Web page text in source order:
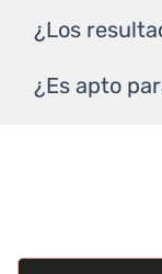
¿Los
¿Es apto